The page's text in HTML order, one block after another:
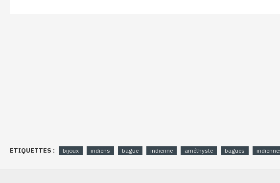
ETIQUETTES : bijoux indiens bague indienne améthyste bagues